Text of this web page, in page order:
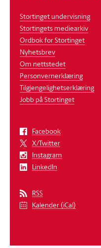
Stortinget undervisning
Stortingets mediearkiv
Ordbok for Stortinget
Nyhetsbrev
Om nettstedet
Personvernerklæring
Tilgjengelighetserklæring
Jobb på Stortinget
Facebook
X/Twitter
Instagram
LinkedIn
RSS
Kalender (iCal)